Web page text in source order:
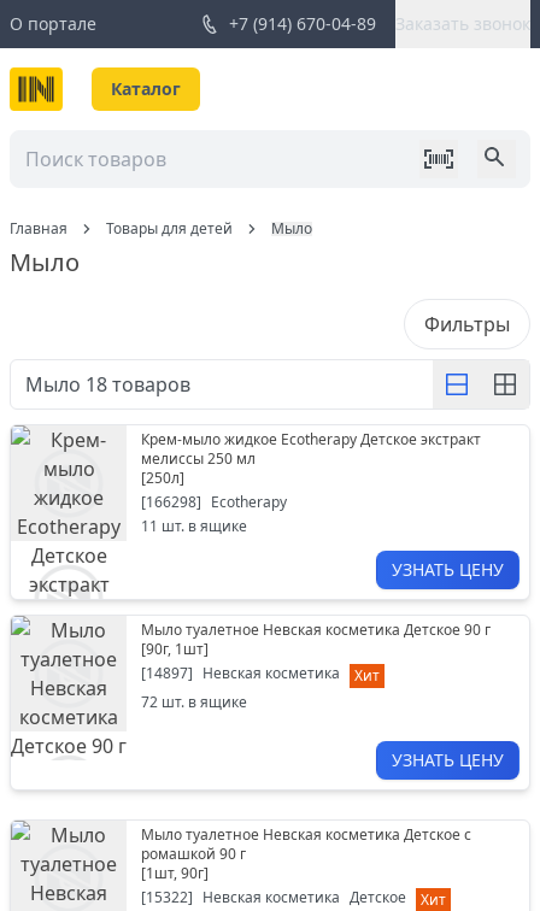
О портале +7 (914) 670-04-89 Заказать звонок
Каталог
Главная Товары для детей Мыло
Мыло
Фильтры
Мыло 18товаров
Крем-мыло жидкое Ecotherapy Детское экстракт
мелиссы 250 мл
[250л]
[166298] Ecotherapy
11 шт. в ящике
УЗНАТЬ ЦЕНУ
Мыло туалетное Невская косметика Детское 90 г
[90г, 1шт]
[14897] Невская косметика
Хит
72 шт. в ящике
УЗНАТЬ ЦЕНУ
Мыло туалетное Невская косметика Детское с
ромашкой 90 г
[1шт, 90г]
[15322] Невская косметика Детское
Хит